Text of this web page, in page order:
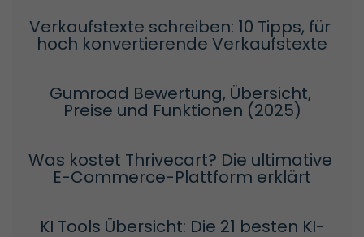
Verkaufstexte schreiben: 10 Tipps, für
hoch konvertierende Verkaufstexte
Gumroad Bewertung, Übersicht,
Preise und Funktionen (2025)
Was kostet Thrivecart? Die ultimative
E-Commerce-Plattform erklärt
KI Tools Übersicht: Die 21 besten KI-